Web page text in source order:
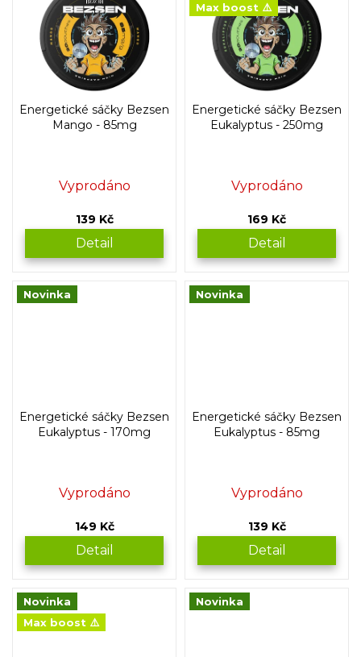
Energetické sáčky Bezsen
Mango - 85mg
Vyprodáno
139 Kč
Detail
Max boost ⚠️
Energetické sáčky Bezsen
Eukalyptus - 250mg
Vyprodáno
169 Kč
Detail
Novinka
Energetické sáčky Bezsen
Eukalyptus - 170mg
Vyprodáno
149 Kč
Detail
Novinka
Energetické sáčky Bezsen
Eukalyptus - 85mg
Vyprodáno
139 Kč
Detail
Novinka
Max boost ⚠️
Novinka